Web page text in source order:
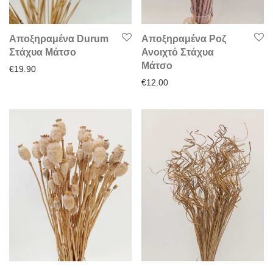
Αποξηραμένα Durum
Στάχυα Μάτσο
€19.90
Αποξηραμένα Ροζ
Ανοιχτό Στάχυα
Μάτσο
€12.00